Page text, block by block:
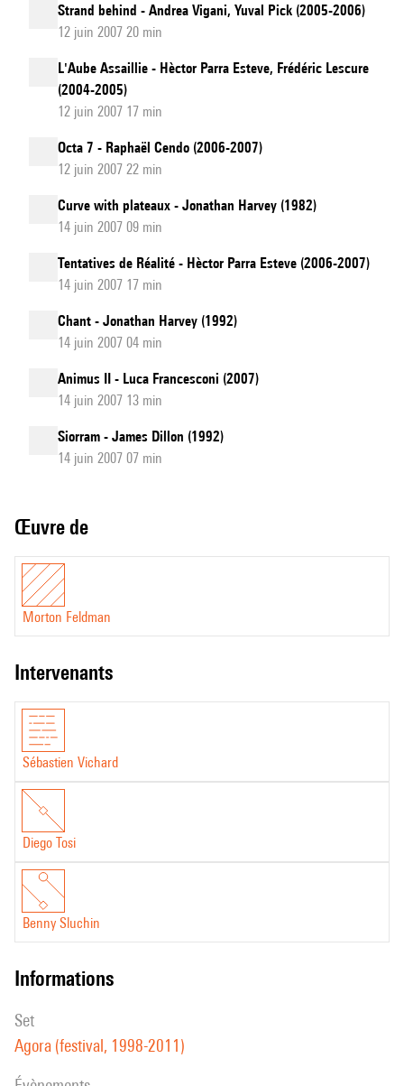
Strand behind - Andrea Vigani, Yuval Pick (2005-2006)
12 juin 2007 20 min
L'Aube Assaillie - Hèctor Parra Esteve, Frédéric Lescure
(2004-2005)
12 juin 2007 17 min
Octa 7 - Raphaël Cendo (2006-2007)
12 juin 2007 22 min
Curve with plateaux - Jonathan Harvey (1982)
14 juin 2007 09 min
Tentatives de Réalité - Hèctor Parra Esteve (2006-2007)
14 juin 2007 17 min
Chant - Jonathan Harvey (1992)
14 juin 2007 04 min
Animus II - Luca Francesconi (2007)
14 juin 2007 13 min
Siorram - James Dillon (1992)
14 juin 2007 07 min
Œuvre de
Morton Feldman
intervenants
Sébastien Vichard
Diego Tosi
Benny Sluchin
informations
set
Agora (festival, 1998-2011)